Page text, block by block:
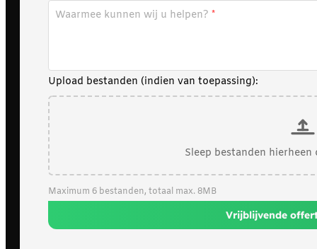
Waarmee kunnen wij u helpen?
Upload bestanden (indien van toepassing):
Sleep bestanden
Maximum 6 bestanden, totaal max. 8MB
Vrijblijvende